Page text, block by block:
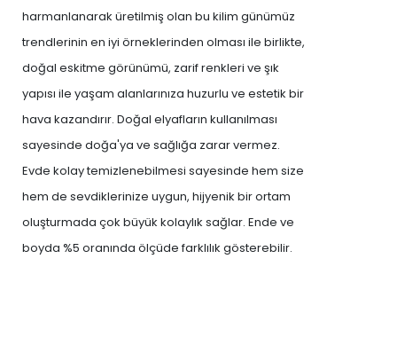
harmanlanarak üretilmiş olan bu kilim günümüz
trendlerinin en iyi örneklerinden olması ile birlikte,
doğal eskitme görünümü, zarif renkleri ve şık
yapısı ile yaşam alanlarınıza huzurlu ve estetik bir
hava kazandırır. Doğal elyafların kullanılması
sayesinde doğa'ya ve sağlığa zarar vermez.
Evde kolay temizlenebilmesi sayesinde hem size
hem de sevdiklerinize uygun, hijyenik bir ortam
oluşturmada çok büyük kolaylık sağlar. Ende ve
boyda %5 oranında ölçüde farklılık gösterebilir.